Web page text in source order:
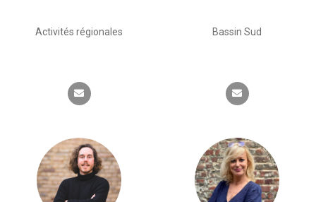
Activités régionales Bassin Sud